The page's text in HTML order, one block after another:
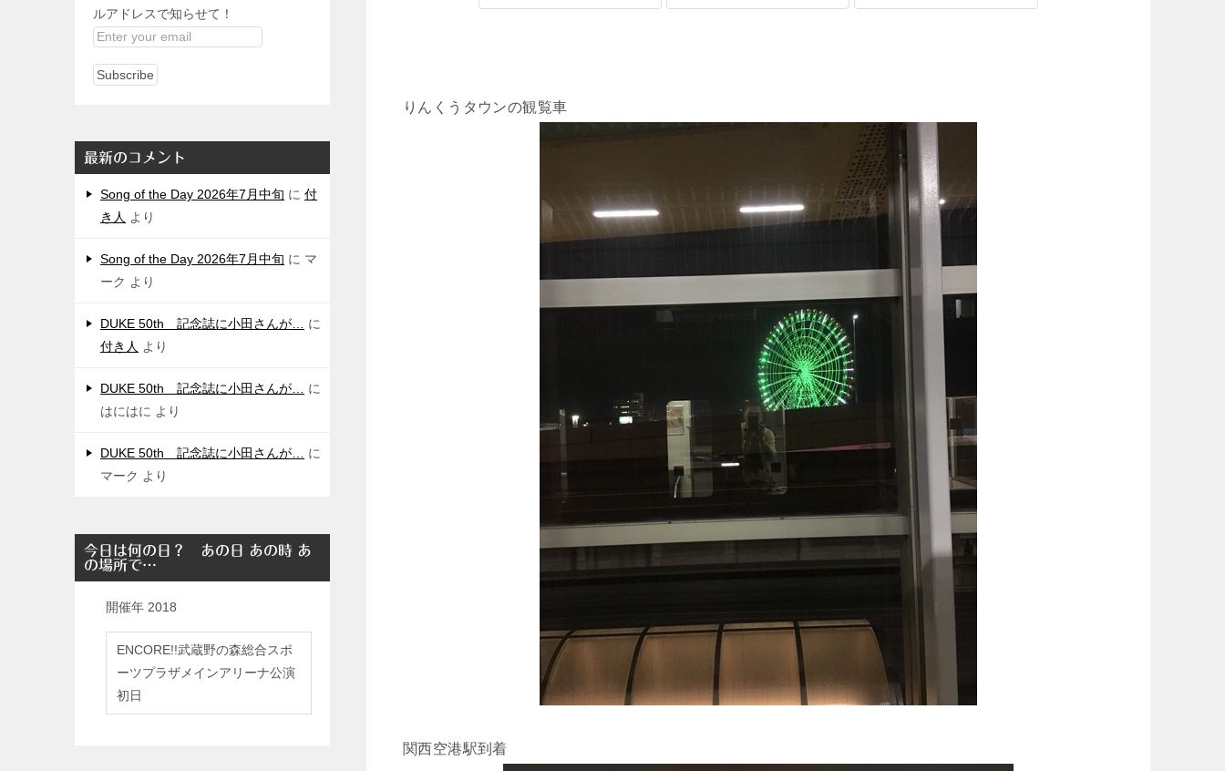
りんくうタウンの観覧車
関西空港駅到着
ルアドレスで知らせて！
最新のコメント
Song of the Day 2026年7月中旬 に 付
き人 より
Song of the Day 2026年7月中旬 に マ
ーク より
DUKE 50th 記念誌に小田さんが…
に
付き人 より
DUKE 50th 記念誌に小田さんが…
に
はにはに より
DUKE 50th 記念誌に小田さんが…
に
マーク より
今日は何の日？ あの日 あの時 あ
の場所で…
開催年 2018
ENCORE!!武蔵野の森総合スポ
ーツプラザメインアリーナ公演
初日